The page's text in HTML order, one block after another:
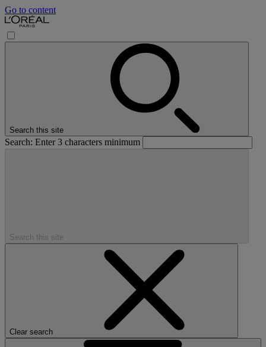
Go to content
Search this site
Search: Enter 3 characters minimum
Search this site
Clear search